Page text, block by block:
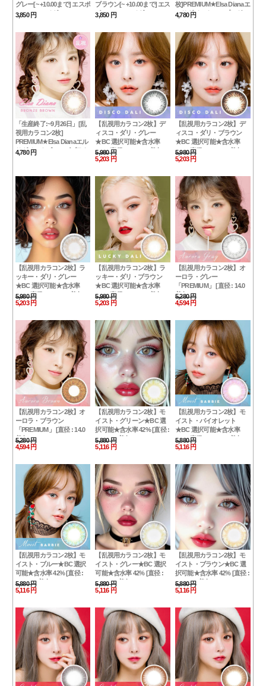
グレー[~ +10.00まで] エスポ
ワール・アイダ Gray
3,850 円
ブラウン[~ +10.00まで] エス
ポワール・アイダ Brown
3,850 円
枚]PREMIUM★Elsa Dianaエ
ルサダイアナアップルグレ
着色：13.6mm] Elsa Diana
Gray
4,780 円
「生産終了:~9月26日」[乱
視用カラコン2枚]
PREMIUM★Elsa Dianaエル
サダイアナブロンズブラウ
Brown
4,780 円
【乱視用カラコン2枚】デ
ィスコ・ダリ・グレー
★BC 選択可能★含水率
42% [直径 : 14.0mm 着色：
13.7mm BC : 8.2/8.4/8.6]
5,980 円
5,203 円
【乱視用カラコン2枚】デ
ィスコ・ダリ・ブラウン
★BC 選択可能★含水率
42% [直径 : 14.0mm 着色：
13.7mm BC : 8.2/8.4/8.6]
5,980 円
5,203 円
【乱視用カラコン2枚】ラ
ッキー・ダリ・グレー
★BC 選択可能★含水率
42% [直径 : 14.0mm 着色：
13.7mm BC : 8.2/8.4/8.6]
5,980 円
5,203 円
【乱視用カラコン2枚】ラ
ッキー・ダリ・ブラウン
★BC 選択可能★含水率
42% [直径 : 14.0mm 着色：
13.7mm BC : 8.2/8.4/8.6]
5,980 円
5,203 円
【乱視用カラコン2枚】オ
ーロラ・グレー
「PREMIUM」 [直径 : 14.0
着色：13.2 ] Aurora Gray
Toric ナチュラルハーフ
5,280 円
4,594 円
【乱視用カラコン2枚】オ
ーロラ・ブラウン
「PREMIUM」 [直径 : 14.0
着色：13.2 ] Aurora Brown
Toric ナチュラルハーフ
5,280 円
4,594 円
【乱視用カラコン2枚】モ
イスト・グリーン★BC 選
択可能★含水率 42% [直径 :
14.0mm 着色：13.6mm BC
: 8.2/8.4/8.6] ナチュラルハー
5,880 円
5,116 円
【乱視用カラコン2枚】モ
イスト・バイオレット
★BC 選択可能★含水率
42% [直径 : 14.0mm 着色：
13.6mm BC : 8.2/8.4/8.6] ナ
5,880 円
5,116 円
【乱視用カラコン2枚】モ
イスト・ブルー★BC 選択
可能★含水率 42% [直径 :
14.0mm 着色：13.6mm BC
: 8.2/8.4/8.6] ナチュラルハー
5,880 円
5,116 円
【乱視用カラコン2枚】モ
イスト・グレー★BC 選択
可能★含水率 42% [直径 :
14.0mm 着色：13.6mm BC
: 8.2/8.4/8.6] ナチュラルハー
5,880 円
5,116 円
【乱視用カラコン2枚】モ
イスト・ブラウン★BC 選
択可能★含水率 42% [直径 :
14.0mm 着色：13.6mm BC
: 8.2/8.4/8.6] ナチュラルハー
5,880 円
5,116 円